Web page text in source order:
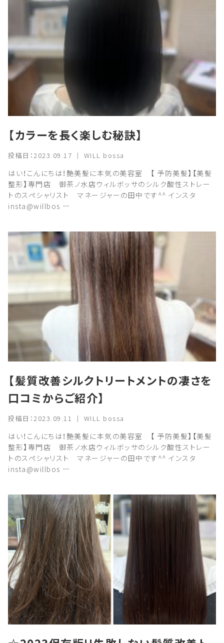
【カラーを長く楽しむ秘訣】
投稿日：2023.09.17 ｜ WILL bossa
はい！こんにちは！艶美髪に本気の美容室 【 予防美髪】【美髪
整形】専門店 御茶ノ水店ウィルボッサのシルク酸性ストレー
トのスペシャリスト マネージャーの田中です^^ インスタ
insta@willbos …
【髪質改善シルクトリートメントの凄さを
口コミからご紹介】
投稿日：2023.09.11 ｜ WILL bossa
はい！こんにちは！艶美髪に本気の美容室 【 予防美髪】【美髪
整形】専門店 御茶ノ水店ウィルボッサのシルク酸性ストレー
トのスペシャリスト マネージャーの田中です^^ インスタ
insta@willbos …